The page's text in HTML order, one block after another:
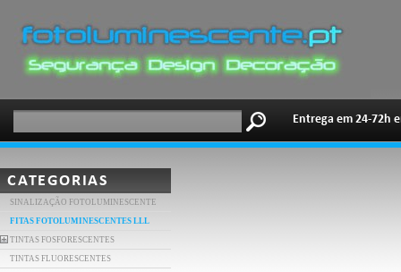
Entrega em 24-72h
CATEGORIAS
SINALIZAÇÃO FOTOLUMINESCENTE
FITAS FOTOLUMINESCENTES LLL
TINTAS FOSFORESCENTES
TINTAS FLUORESCENTES